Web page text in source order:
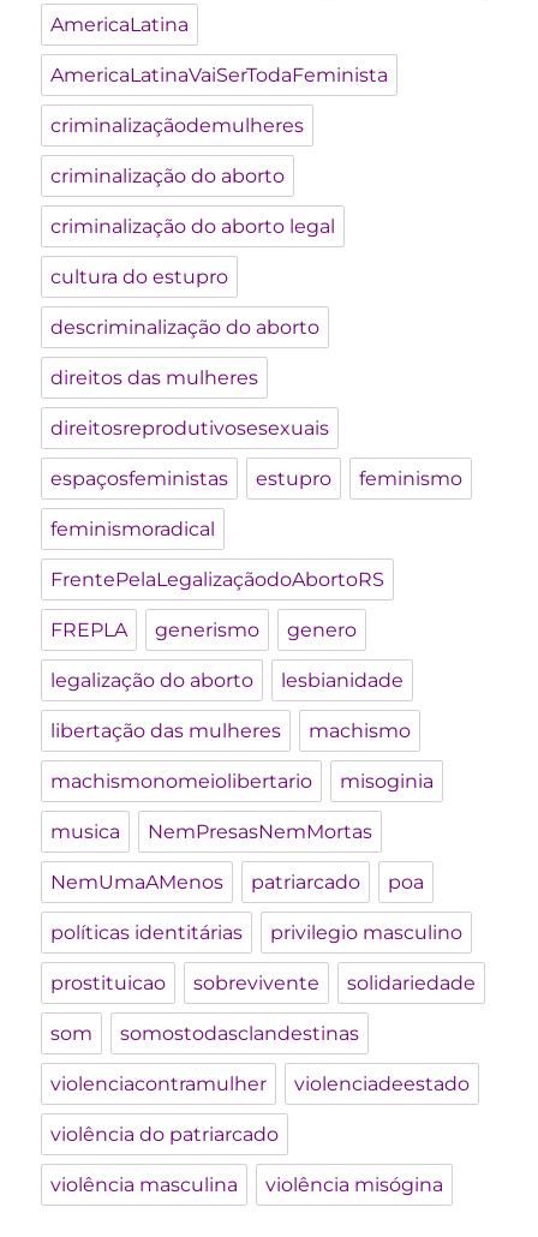
AmericaLatina
AmericaLatinaVaiSerTodaFeminista
criminalizaçãodemulheres
criminalização do aborto
criminalização do aborto legal
cultura do estupro
descriminalização do aborto
direitos das mulheres
direitosreprodutivosesexuais
espaçosfeministas estupro feminismo
feminismoradical
FrentePelaLegalizaçãodoAbortoRS
FREPLA generismo genero
legalização do aborto lesbianidade
libertação das mulheres machismo
machismonomeiolibertario misoginia
musica NemPresasNemMortas
NemUmaAMenos patriarcado poa
políticas identitárias privilegio masculino
prostituicao sobrevivente solidariedade
som somostodasclandestinas
violenciacontramulher violenciadeestado
violência do patriarcado
violência masculina violência misógina